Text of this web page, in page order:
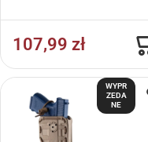
107,99 zł
WYPR
ZEDA
NE